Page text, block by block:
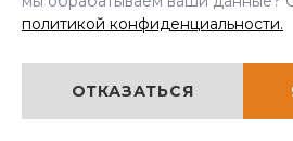
ДОКУМЕНТОВЕД
Галина Мамаева
политикой конфиденциальности.
ОТКАЗАТЬСЯ